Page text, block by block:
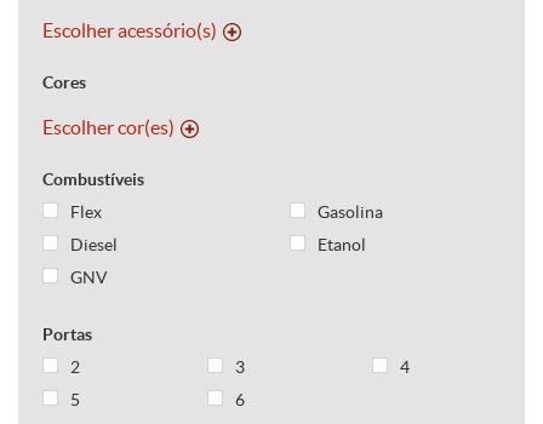
Escolher acessório(s)
Cores
Escolher cor(es)
Combustíveis
Flex
Gasolina
Diesel
Etanol
GNV
Portas
2
3
4
5
6